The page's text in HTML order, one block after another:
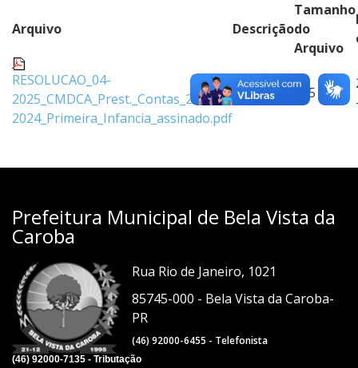
Arquivo Descrição
Tamanho
do
Arquivo
RESOLUCAO_04-
2025_CMDCA_Prest._Contas_2-
2024_Primeira_Infancia_assinado.pdf
155 kB
Prefeitura Municipal de Bela Vista da
Caroba
Rua Rio de Janeiro, 1021
85745-000 - Bela Vista da Caroba-
PR
(46) 92000-6455 - Telefonista
(46) 92000-7135 - Tributação